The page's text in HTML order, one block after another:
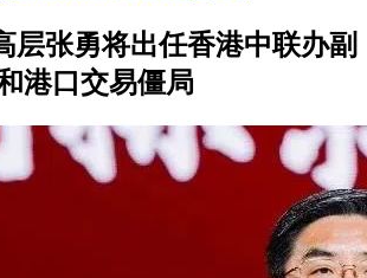
层张勇将出任香港中联办副
港口交易僵局